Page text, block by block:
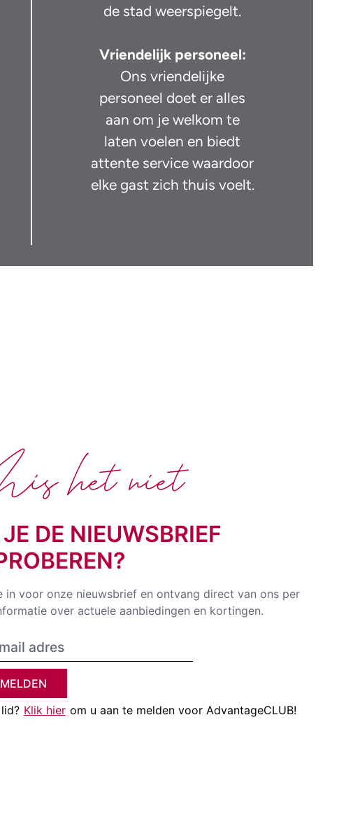
de stad weerspiegelt.
Vriendelijk personeel:
Ons vriendelijke
personeel doet er alles
aan om je welkom te
laten voelen en biedt
attente service waardoor
elke gast zich thuis voelt.
DE NIEUWSBRIEF
in voor onze nieuwsbrief en ontvang direct van ons per
over actuele aanbiedingen en kortingen.
Klik hier om u aan te melden voor AdvantageCLUB!
het niet